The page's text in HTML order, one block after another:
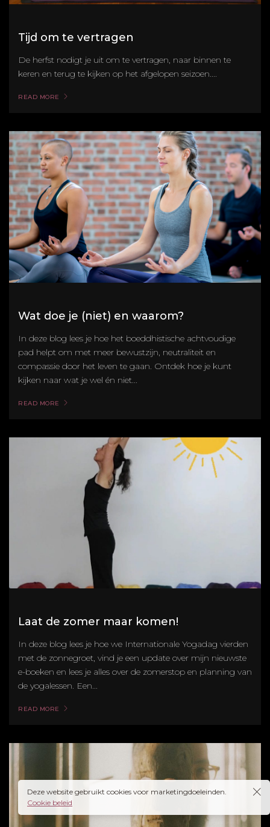
Tijd om te vertragen
De herfst nodigt je uit om te vertragen, naar binnen te
keren en terug te kijken op het afgelopen seizoen....
READ MORE
Wat doe je (niet) en waarom?
In deze blog lees je hoe het boeddhistische achtvoudige
pad helpt om met meer bewustzijn, neutraliteit en
compassie door het leven te gaan. Ontdek hoe je kunt
kijken naar wat je wel én niet...
READ MORE
Laat de zomer maar komen!
In deze blog lees je hoe we Internationale Yogadag vierden
met de zonnegroet, vind je een update over mijn nieuwste
e-boeken en lees je alles over de zomerstop en planning van
de yogalessen. Een...
READ MORE
Deze website gebruikt cookies voor marketingdoeleinden.
Cookie beleid